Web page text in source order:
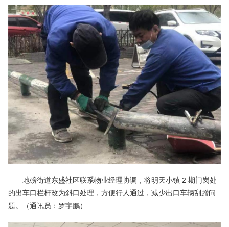
地磅街道东盛社区联系物业经理协调，将明天小镇 2 期门岗处
的出车口栏杆改为斜口处理，方便行人通过，减少出口车辆刮蹭问
题。（通讯员：罗宇鹏）